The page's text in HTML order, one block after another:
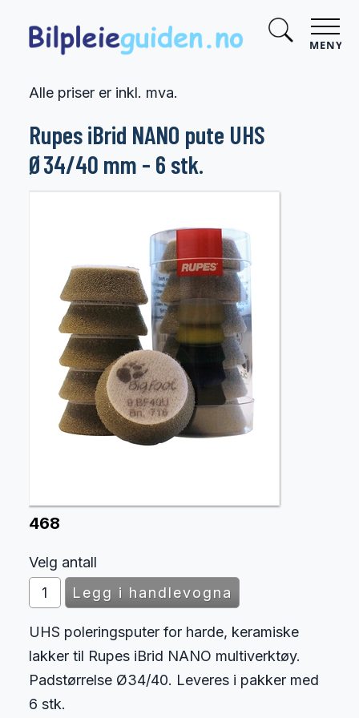
MENY
Alle priser er inkl. mva.
Rupes iBrid NANO pute UHS
Ø34/40 mm - 6 stk.
468
Velg antall
UHS poleringsputer for harde, keramiske
lakker til Rupes iBrid NANO multiverktøy.
Padstørrelse Ø34/40. Leveres i pakker med
6 stk.